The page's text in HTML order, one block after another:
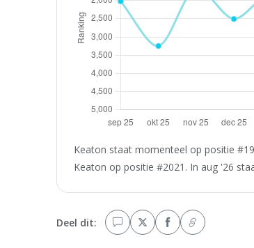
Keaton staat momenteel op positie
Keaton op positie #2021. In aug '26
Deel dit: